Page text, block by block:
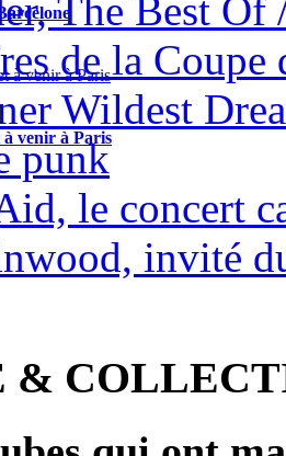
à venir à Paris
The Best Of
de la Coupe
Wildest
punk
le concert
invité
&